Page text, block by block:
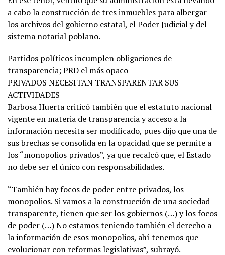
a cabo la construcción de tres inmuebles para albergar
los archivos del gobierno estatal, el Poder Judicial y del
sistema notarial poblano.
Partidos políticos incumplen obligaciones de
transparencia; PRD el más opaco
PRIVADOS NECESITAN TRANSPARENTAR SUS
ACTIVIDADES
Barbosa Huerta criticó también que el estatuto nacional
vigente en materia de transparencia y acceso a la
información necesita ser modificado, pues dijo que una de
sus brechas se consolida en la opacidad que se permite a
los “monopolios privados”, ya que recalcó que, el Estado
no debe ser el único con responsabilidades.
“También hay focos de poder entre privados, los
monopolios. Si vamos a la construcción de una sociedad
transparente, tienen que ser los gobiernos (…) y los focos
de poder (…) No estamos teniendo también el derecho a
la información de esos monopolios, ahí tenemos que
evolucionar con reformas legislativas”, subrayó.